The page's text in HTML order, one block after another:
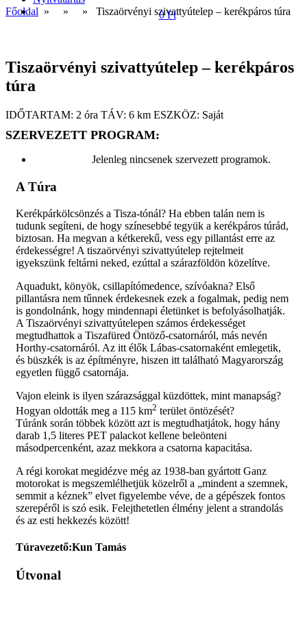
0 Ft
Főoldal » » » Tiszaörvényi szivattyútelep – kerékpáros túra
Tiszaörvényi szivattyútelep – kerékpáros
túra
IDŐTARTAM: 2 óra TÁV: 6 km ESZKÖZ: Saját
SZERVEZETT PROGRAM:
Jelenleg nincsenek szervezett programok.
A Túra
Kerékpárkölcsönzés a Tisza-tónál? Ha ebben talán nem is
tudunk segíteni, de hogy színesebbé tegyük a kerékpáros túrád,
biztosan. Ha megvan a kétkerekű, vess egy pillantást erre az
érdekességre! A tiszaörvényi szivattyútelep rejtelmeit
igyekszünk feltárni neked, ezúttal a szárazföldön közelítve.
Aquadukt, könyök, csillapítómedence, szívóakna? Első
pillantásra nem tűnnek érdekesnek ezek a fogalmak, pedig nem
is gondolnánk, hogy mindennapi életünket is befolyásolhatják.
A Tiszaörvényi szivattyútelepen számos érdekességet
megtudhattok a Tiszafüred Öntöző-csatornáról, más nevén
Horthy-csatornáról. Az itt élők Lábas-csatornaként emlegetik,
és büszkék is az építményre, hiszen itt található Magyarország
egyetlen függő csatornája.
Vajon eleink is ilyen szárazsággal küzdöttek, mint manapság?
Hogyan oldották meg a 115 km2 terület öntözését?
Túránk során többek között azt is megtudhatjátok, hogy hány
darab 1,5 literes PET palackot kellene beleönteni
másodpercenként, azaz mekkora a csatorna kapacitása.
A régi korokat megidézve még az 1938-ban gyártott Ganz
motorokat is megszemlélhetjük közelről a „mindent a szemnek,
semmit a kéznek” elvet figyelembe véve, de a gépészek fontos
szerepéről is szó esik. Felejthetetlen élmény jelent a strandolás
és az esti hekkezés között!
Túravezető:Kun Tamás
Útvonal